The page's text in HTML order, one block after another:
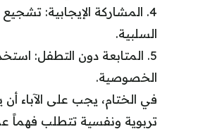
4. المشاركة الإيجابية: تشجيع
السلبية.
5. المتابعة دون التطفل:
الخصوصية.
في الختام، يجب على الآباء
تربوية ونفسية تتطلب فهماً